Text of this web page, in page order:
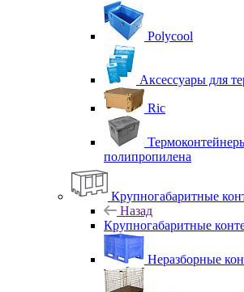
Polycool
Аксессуары для
Ric
полипропилена
Крупногабаритные
Назад
Крупногабаритные
Неразборные